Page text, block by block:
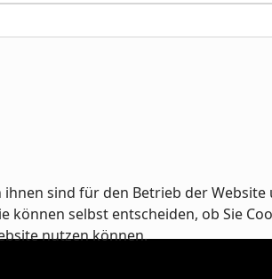
sind für den Betrieb der
selbst entscheiden, ob Sie
nutzen können.